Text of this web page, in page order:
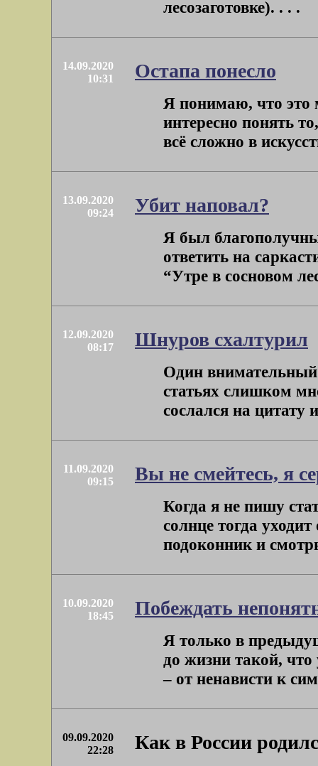
лесозаготовке). . . .
14.09.2020
10:31
Остапа понесло
Я понимаю, что это
интересно понять
всё сложно в
13.09.2020
09:24
Убит наповал?
Я был
ответить на
“Утре в сосновом
12.09.2020
08:17
Шнуров схалтурил
Один внимательный
статьях слишком
сослался на
11.09.2020
09:15
Вы не смейтесь, я
Когда я не пишу
солнце тогда
подоконник и
10.09.2020
18:45
Побеждать
Я только в
до жизни такой, что
– от ненависти к
09.09.2020
22:28
Как в России